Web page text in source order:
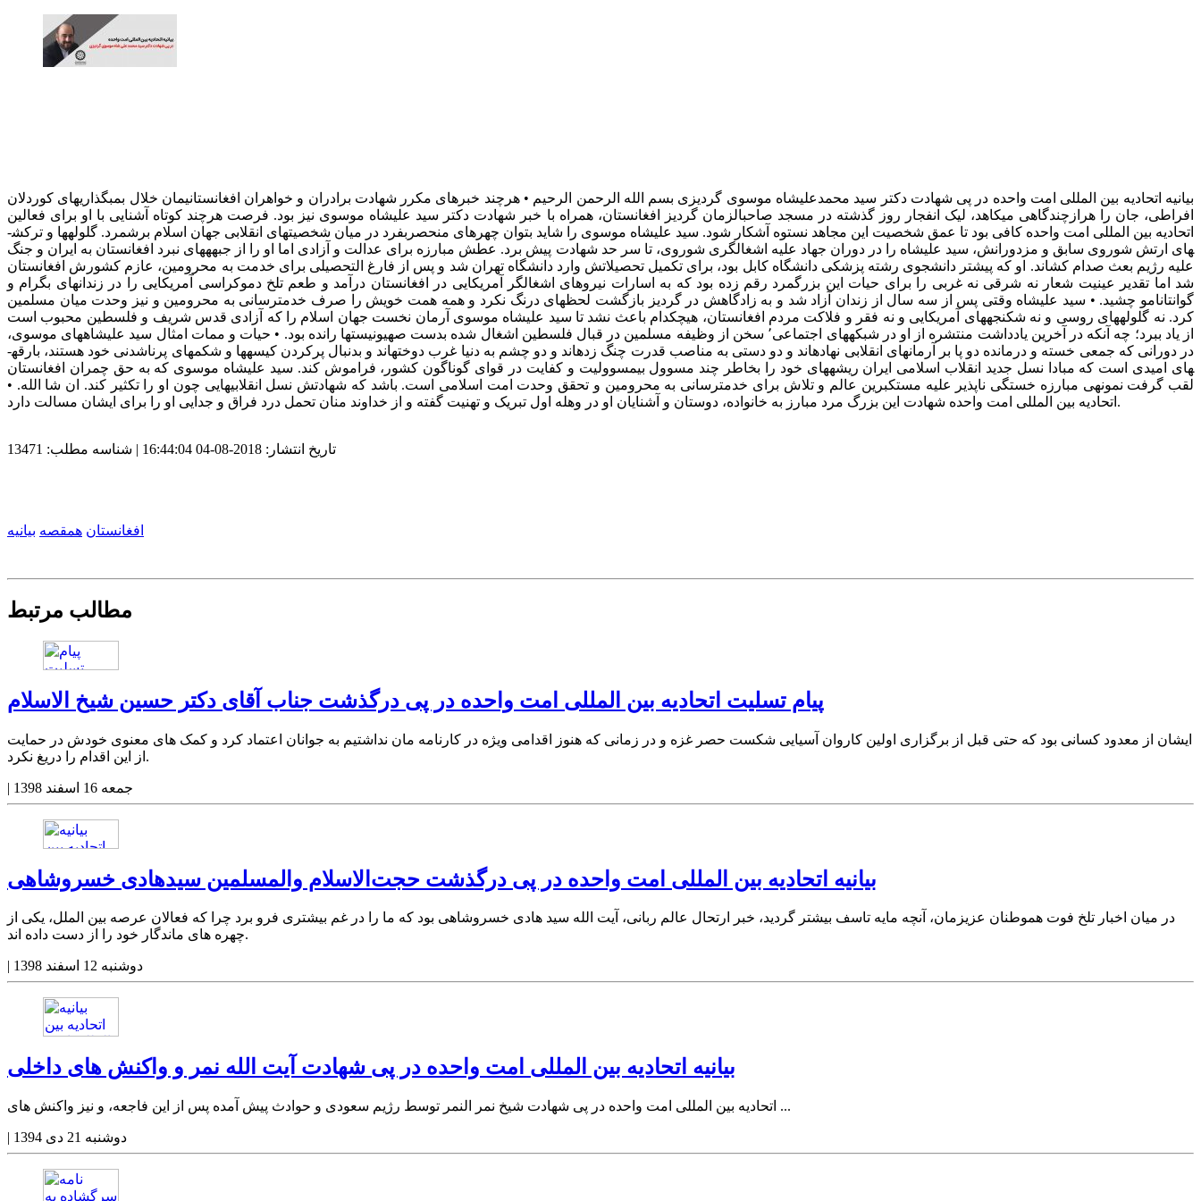
بیانیه اتحادیه بین المللی امت واحده در پی شهادت دکتر سید محمدعلی‏شاه موسوی گردیزی بسم الله الرحمن الرحیم • هرچند خبرهای مکرر شهادت برادران و خواهران افغانستانی­مان خلال بمب­گذاری­های کوردلان
افراطی، جان را هرازچندگاهی می­کاهد، لیک انفجار روز گذشته در مسجد صاحب­الزمان گردیز افغانستان، همراه با خبر شهادت دکتر سید علی­شاه موسوی نیز بود. فرصت هرچند کوتاه آشنایی با او برای فعالین
اتحادیه بین المللی امت واحده کافی بود تا عمق شخصیت این مجاهد نستوه آشکار شود. سید علی­شاه موسوی را شاید بتوان چهره­ای منحصربفرد در میان شخصیت­های انقلابی جهان اسلام برشمرد. گلوله­ها و ترکش­
های ارتش شوروی سابق و مزدوران­ش، سید علی­شاه را در دوران جهاد علیه اشغال­گری شوروی، تا سر حد شهادت پیش برد. عطش مبارزه برای عدالت و آزادی اما او را از جبهه­های نبرد افغانستان به ایران و جنگ
علیه رژیم بعث صدام کشاند. او که پیش­تر دانشجوی رشته پزشکی دانشگاه کابل بود، برای تکمیل تحصیلاتش وارد دانشگاه تهران شد و پس از فارغ التحصیلی برای خدمت به محرومین، عازم کشورش افغانستان
شد اما تقدیر عینیت شعار نه شرقی نه غربی را برای حیات این بزرگ­مرد رقم زده بود که به اسارات نیروهای اشغال­گر آمریکایی در افغانستان درآمد و طعم تلخ دموکراسی آمریکایی را در زندان­های بگرام و
گوانتانامو چشید. • سید علی­شاه وقتی پس از سه سال از زندان آزاد شد و به زادگاه­ش در گردیز بازگشت لحظه­ای درنگ نکرد و همه همت خویش را صرف خدمت­رسانی به محرومین و نیز وحدت میان مسلمین
کرد. نه گلوله­های روسی و نه شکنجه­های آمریکایی و نه فقر و فلاکت مردم افغانستان، هیچ­کدام باعث نشد تا سید علی­شاه موسوی آرمان نخست جهان اسلام را که آزادی قدس شریف و فلسطین محبوب است
از یاد ببرد؛ چه آنکه در آخرین یادداشت منتشره از او در شبکه­های اجتماعی٬ سخن از وظیفه مسلمین در قبال فلسطین اشغال شده بدست صهیونیست­ها رانده بود. • حیات و ممات امثال سید علی­شاه­های موسوی،
در دورانی که جمعی خسته و درمانده دو پا بر آرمان­های انقلابی نهاده­اند و دو دستی به مناصب قدرت چنگ زده­اند و دو چشم به دنیا غرب دوخته­اند و بدنبال پرکردن کیسه­ها و شکم­های پرناشدنی خود هستند، بارقه­
های امیدی است که مبادا نسل جدید انقلاب اسلامی ایران ریشه­های خود را بخاطر چند مسوول بی­مسوولیت و کفایت در قوای گوناگون کشور، فراموش کند. سید علی­شاه موسوی که به حق چمران افغانستان
لقب گرفت نمونه­ی مبارزه خستگی ناپذیر علیه مستکبرین عالم و تلاش برای خدمت­رسانی به محرومین و تحقق وحدت امت اسلامی است. باشد که شهادتش نسل انقلابی­هایی چون او را تکثیر کند. ان شا الله. •
اتحادیه بین المللی امت واحده شهادت این بزرگ مرد مبارز به خانواده، دوستان و آشنایان او در وهله اول تبریک و تهنیت گفته و از خداوند منان تحمل درد فراق و جدایی او را برای ایشان مسالت دارد.
تاریخ انتشار: 2018-08-04 16:44:04 | شناسه مطلب: 13471
افغانستان همقصه بیانیه
مطالب مرتبط
پیام تسلیت اتحادیه بین المللی امت واحده در پی درگذشت جناب آقای دکتر حسین شیخ الاسلام
ایشان از معدود کسانی بود که حتی قبل از برگزاری اولین کاروان آسیایی شکست حصر غزه و در زمانی که هنوز اقدامی ویژه در کارنامه مان نداشتیم به جوانان اعتماد کرد و کمک های معنوی خودش در حمایت
از این اقدام را دریغ نکرد.
| جمعه 16 اسفند 1398
بیانیه اتحادیه بین المللی امت واحده در پی درگذشت حجت‌الاسلام والمسلمین سیدهادی خسروشاهی
در میان اخبار تلخ فوت هموطنان عزیزمان، آنچه مایه تاسف بیشتر گردید، خبر ارتحال عالم ربانی، آیت الله سید هادی خسروشاهی بود که ما را در غم بیشتری فرو برد چرا که فعالان عرصه بین الملل، یکی از
چهره های ماندگار خود را از دست داده اند.
| دوشنبه 12 اسفند 1398
بیانیه اتحادیه بین المللی امت واحده در پی شهادت آیت الله نمر و واکنش های داخلی
اتحادیه بین المللی امت واحده در پی شهادت شیخ نمر النمر توسط رژیم سعودی و حوادث پیش آمده پس از این فاجعه، و نیز واکنش های ...
| دوشنبه 21 دی 1394